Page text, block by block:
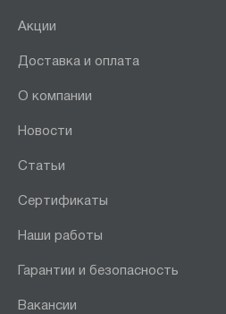
Акции
Доставка и оплата
О компании
Новости
Статьи
Сертификаты
Наши работы
Гарантии и безопасность
Вакансии